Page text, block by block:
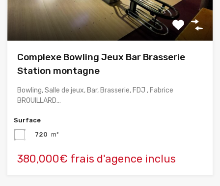
Complexe Bowling Jeux Bar Brasserie
Station montagne
Bowling, Salle de jeux, Bar, Brasserie, FDJ , Fabrice
BROUILLARD…
Surface
720 m²
380,000€ frais d'agence inclus